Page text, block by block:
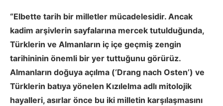
“Elbette tarih bir milletler mücadelesidir. Ancak
kadim arşivlerin sayfalarına mercek tutulduğunda,
Türklerin ve Almanların iç içe geçmiş zengin
tarihininin önemli bir yer tuttuğunu görürüz.
Almanların doğuya açılma (‘Drang nach Osten’) ve
Türklerin batıya yönelen Kızılelma adlı mitolojik
hayalleri, asırlar önce bu iki milletin karşılaşmasını